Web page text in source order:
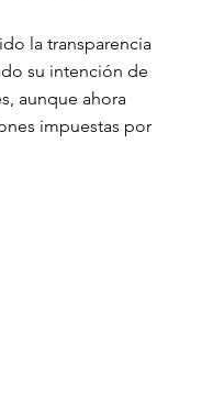
la transparencia
su intención de
aunque ahora
impuestas por